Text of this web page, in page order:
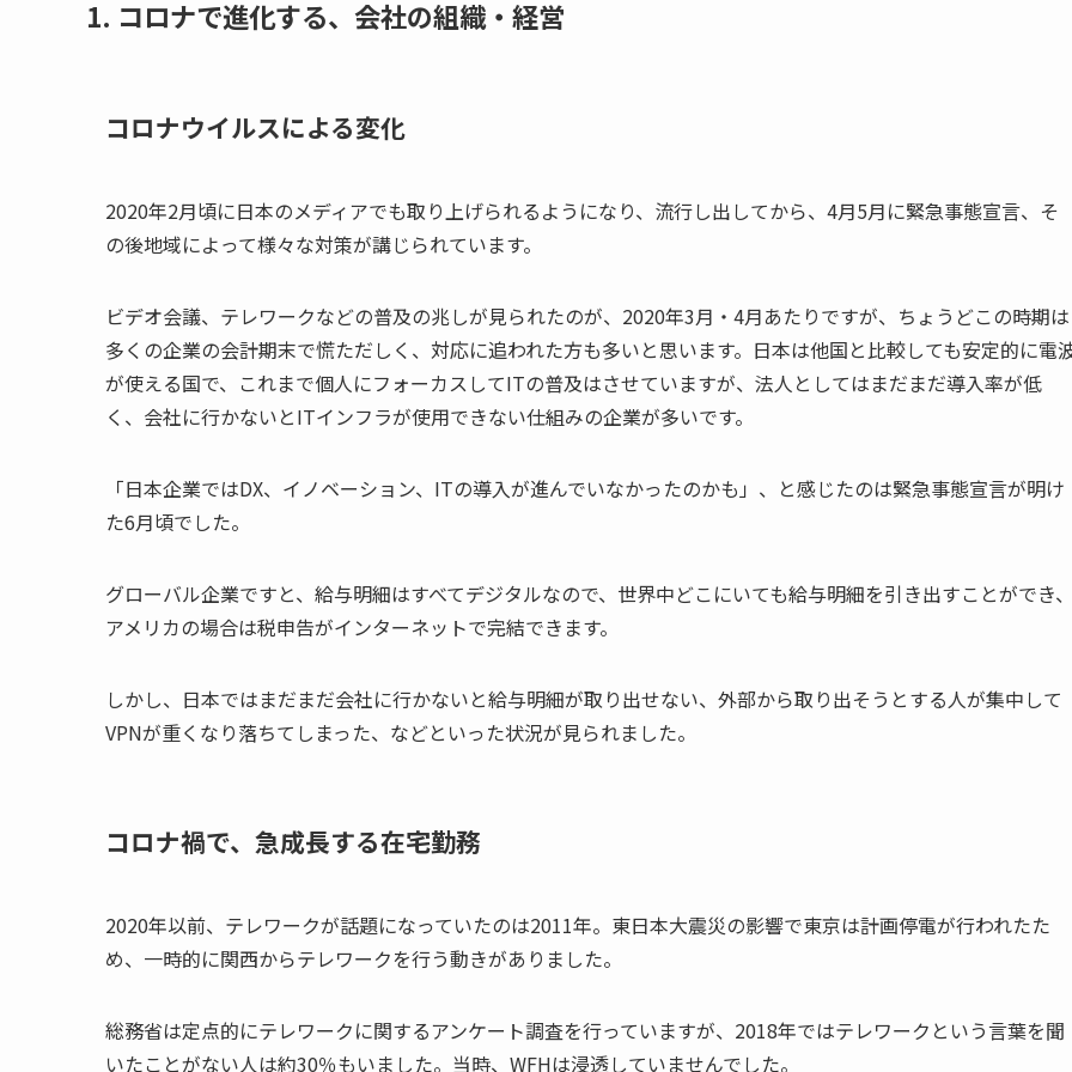
1. コロナで進化する、会社の組織・経営
コロナウイルスによる変化
2020年2月頃に日本のメディアでも取り上げられるようになり、流行し出してから、4月5月に緊急事態宣言、そ
の後地域によって様々な対策が講じられています。
ビデオ会議、テレワークなどの普及の兆しが見られたのが、2020年3月・4月あたりですが、ちょうどこの時期は
多くの企業の会計期末で慌ただしく、対応に追われた方も多いと思います。日本は他国と比較しても安定的に電
が使える国で、これまで個人にフォーカスしてITの普及はさせていますが、法人としてはまだまだ導入率が低
く、会社に行かないとITインフラが使用できない仕組みの企業が多いです。
「日本企業ではDX、イノベーション、ITの導入が進んでいなかったのかも」、と感じたのは緊急事態宣言が明け
た6月頃でした。
グローバル企業ですと、給与明細はすべてデジタルなので、世界中どこにいても給与明細を引き出すことができ
アメリカの場合は税申告がインターネットで完結できます。
しかし、日本ではまだまだ会社に行かないと給与明細が取り出せない、外部から取り出そうとする人が集中して
VPNが重くなり落ちてしまった、などといった状況が見られました。
コロナ禍で、急成長する在宅勤務
2020年以前、テレワークが話題になっていたのは2011年。東日本大震災の影響で東京は計画停電が行われたた
め、一時的に関西からテレワークを行う動きがありました。
総務省は定点的にテレワークに関するアンケート調査を行っていますが、2018年ではテレワークという言葉を聞
いたことがない人は約30％もいました。当時、WFHは浸透していませんでした。